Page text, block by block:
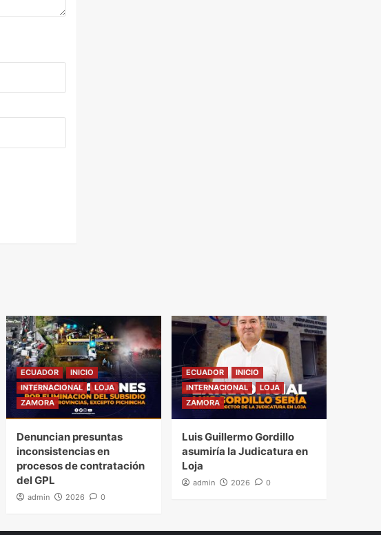
ECUADOR
INICIO
INTERNACIONAL
LOJA
ZAMORA
Denuncian presuntas
inconsistencias en
procesos de contratación
del GPL
admin 2026 0
ECUADOR
INICIO
INTERNACIONAL
LOJA
ZAMORA
Luis Guillermo Gordillo
asumiría la Judicatura en
Loja
admin 2026 0